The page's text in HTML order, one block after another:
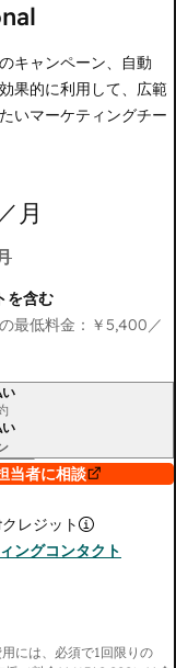
キャンペーン、自動
果的に利用して、広範
いマーケティングチー
／月
を含む
最低料金： ￥5,400／
当者に相談
レジット
ングコンタクト
には、必須で1回限りの